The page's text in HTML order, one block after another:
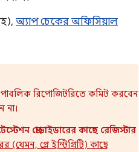
অ্যাপ চেকের অফিসিয়াল
রিপোজিটরিতে কমিট করবেন
না।
প্রোভাইডারের কাছে রেজিস্টার
প্লে ইন্টিগ্রিটি) কাছে